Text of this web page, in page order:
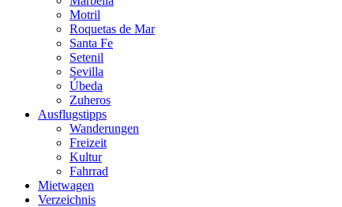
Motril
Roquetas de Mar
Santa Fe
Setenil
Sevilla
Úbeda
Zuheros
Ausflugstipps
Wanderungen
Freizeit
Kultur
Fahrrad
Mietwagen
Verzeichnis